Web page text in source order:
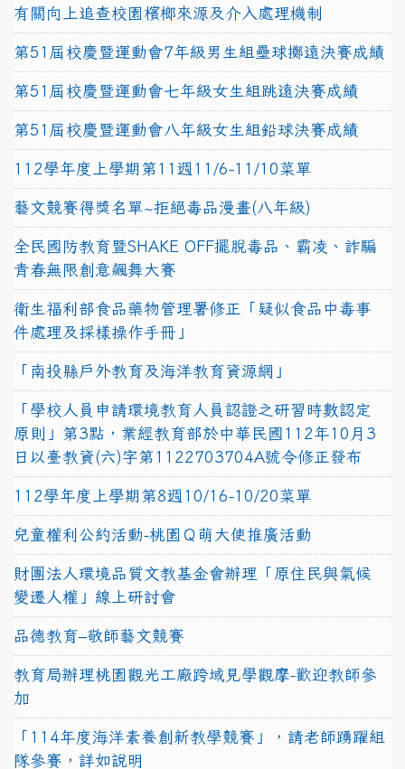
有關向上追查校園檳榔來源及介入處理機制
第51屆校慶暨運動會7年級男生組壘球擲遠決賽成績
第51屆校慶暨運動會七年級女生組跳遠決賽成績
第51屆校慶暨運動會八年級女生組鉛球決賽成績
112學年度上學期第11週11/6-11/10菜單
藝文競賽得獎名單~拒絕毒品漫畫(八年級)
全民國防教育暨SHAKE OFF擺脫毒品、霸凌、詐騙
青春無限創意飆舞大賽
衛生福利部食品藥物管理署修正「疑似食品中毒事
件處理及採樣操作手冊」
「南投縣戶外教育及海洋教育資源網」
「學校人員申請環境教育人員認證之研習時數認定
原則」第3點，業經教育部於中華民國112年10月3
日以臺教資(六)字第1122703704A號令修正發布
112學年度上學期第8週10/16-10/20菜單
兒童權利公約活動-桃園Ｑ萌大使推廣活動
財團法人環境品質文教基金會辦理「原住民與氣候
變遷人權」線上研討會
品德教育–敬師藝文競賽
教育局辦理桃園觀光工廠跨域見學觀摩-歡迎教師參
加
「114年度海洋素養創新教學競賽」，請老師踴躍組
隊參賽，詳如說明